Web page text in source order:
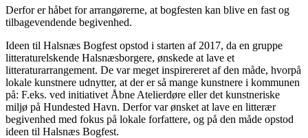
Derfor er håbet for arrangørerne, at bogfesten kan blive en fast og
tilbagevendende begivenhed.
Ideen til Halsnæs Bogfest opstod i starten af 2017, da en gruppe
litteraturelskende Halsnæsborgere, ønskede at lave et
litteraturarrangement. De var meget inspirereret af den måde, hvorpå
lokale kunstnere udnytter, at der er så mange kunstnere i kommunen
på: F.eks. ved initiativet Åbne Atelierdøre eller det kunstneriske
miljø på Hundested Havn. Derfor var ønsket at lave en litterær
begivenhed med fokus på lokale forfattere, og på den måde opstod
ideen til Halsnæs Bogfest.